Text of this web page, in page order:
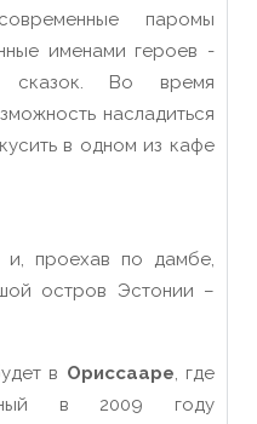
паромы
именами героев -
сказок. Во время
насладиться
в одном из кафе
и, проехав по дамбе,
остров Эстонии –
в Ориссааре, где
в 2009 году